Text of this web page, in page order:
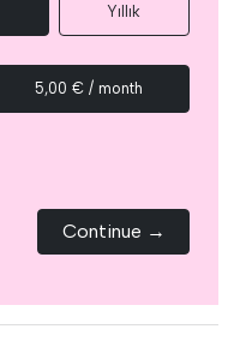
Yıllık
5,00 € / month
Continue →